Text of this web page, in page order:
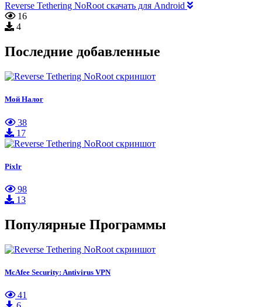
Reverse Tethering NoRoot скачать для Android
16
4
Последние добавленные
Мой Налог
38
17
Pixlr
98
13
Популярные Программы
McAfee Security: Antivirus VPN
41